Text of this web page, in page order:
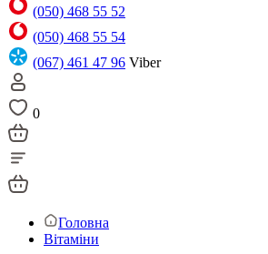
(050) 468 55 52
(050) 468 55 54
(067) 461 47 96 Viber
0
Головна
Вітаміни